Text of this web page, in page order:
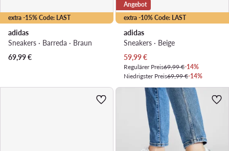
extra -15% Code: LAST
adidas
Sneakers · Barreda · Braun
69,99€
extra -10% Code: LAST
Angebot
adidas
Sneakers · Beige
Aktueller Preis
59,99€
Regulärer Preis69,99 €-14%
Niedrigster Preis69,99 €-14%